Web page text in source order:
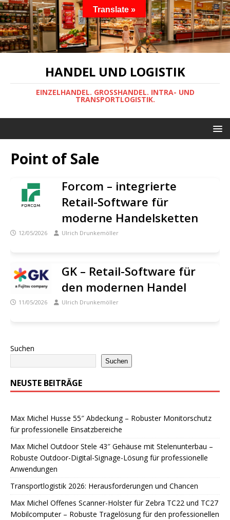
HANDEL UND LOGISTIK
EINZELHANDEL. GROSSHANDEL. INTRA- UND
TRANSPORTLOGISTIK.
Point of Sale
Forcom – integrierte
Retail-Software für
moderne Handelsketten
12/05/2026 Ulrich Drunkemöller
GK – Retail-Software für
den modernen Handel
11/05/2026 Ulrich Drunkemöller
Suchen
Suchen
NEUSTE BEITRÄGE
Max Michel Husse 55″ Abdeckung – Robuster Monitorschutz
für professionelle Einsatzbereiche
Max Michel Outdoor Stele 43″ Gehäuse mit Stelenunterbau –
Robuste Outdoor-Digital-Signage-Lösung für professionelle
Anwendungen
Transportlogistik 2026: Herausforderungen und Chancen
Max Michel Offenes Scanner-Holster für Zebra TC22 und TC27
Mobilcomputer – Robuste Tragelösung für den professionellen
Translate »